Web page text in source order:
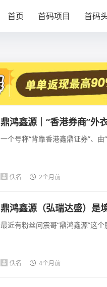
首页 首码项目 首码
鼎鸿鑫源｜“香港券商”外
一个号称“背靠香港鑫鼎证券”、
佚名 2个月前
鼎鸿鑫源（弘瑞达盛）是
最近有粉丝问震哥“鼎鸿鑫源”这
佚名 4个月前